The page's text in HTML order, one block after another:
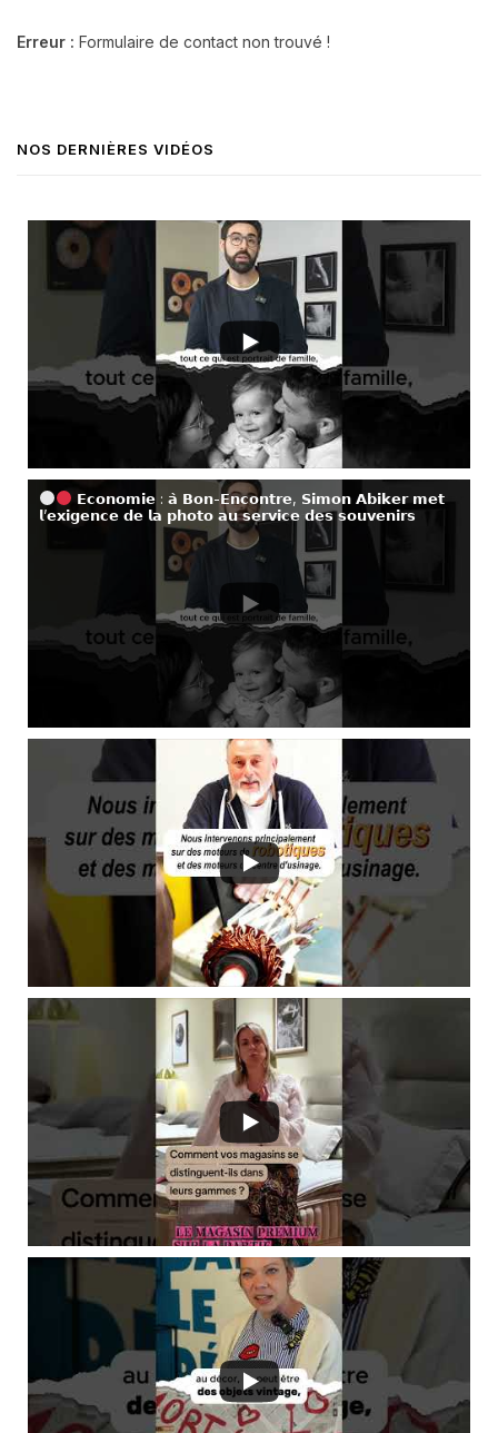
Erreur : Formulaire de contact non trouvé !
NOS DERNIÈRES VIDÉOS
𝗘𝗰𝗼𝗻𝗼𝗺𝗶𝗲 : 𝗮̀ 𝗕𝗼𝗻-𝗘𝗻𝗰𝗼𝗻𝘁𝗿𝗲, 𝗦𝗶𝗺𝗼𝗻 𝗔𝗯𝗶𝗸𝗲𝗿 𝗺𝗲𝘁
𝗹’𝗲𝘅𝗶𝗴𝗲𝗻𝗰𝗲 𝗱𝗲 𝗹𝗮 𝗽𝗵𝗼𝘁𝗼 𝗮𝘂 𝘀𝗲𝗿𝘃𝗶𝗰𝗲 𝗱𝗲𝘀 𝘀𝗼𝘂𝘃𝗲𝗻𝗶𝗿𝘀